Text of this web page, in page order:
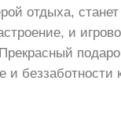
отдыха,
и
и беззаботности